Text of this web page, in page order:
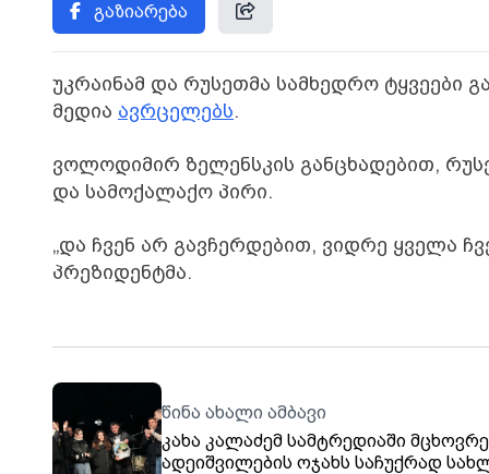
გაზიარება
უკრაინამ და რუსეთმა სამხედრო ტყვეები
მედია ავრცელებს.
ვოლოდიმირ ზელენსკის განცხადებით,
და სამოქალაქო პირი.
„და ჩვენ არ გავჩერდებით, ვიდრე ყველა
პრეზიდენტმა.
წინა ახალი ამბავი
კახა კალაძემ სამტრედიაში
ადეიშვილების ოჯახს საჩუქრად